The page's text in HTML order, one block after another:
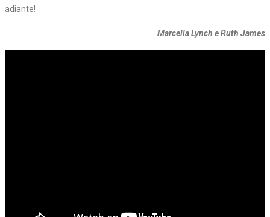
adiante!
Marcella Lynch e Ruth James